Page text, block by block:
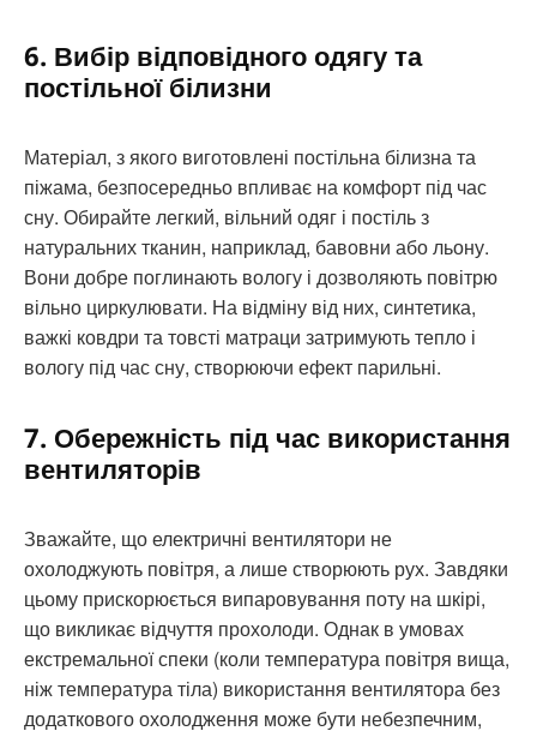
6. Вибір відповідного одягу та
постільної білизни
Матеріал, з якого виготовлені постільна білизна та
піжама, безпосередньо впливає на комфорт під час
сну. Обирайте легкий, вільний одяг і постіль з
натуральних тканин, наприклад, бавовни або льону.
Вони добре поглинають вологу і дозволяють повітрю
вільно циркулювати. На відміну від них, синтетика,
важкі ковдри та товсті матраци затримують тепло і
вологу під час сну, створюючи ефект парильні.
7. Обережність під час використання
вентиляторів
Зважайте, що електричні вентилятори не
охолоджують повітря, а лише створюють рух. Завдяки
цьому прискорюється випаровування поту на шкірі,
що викликає відчуття прохолоди. Однак в умовах
екстремальної спеки (коли температура повітря вища,
ніж температура тіла) використання вентилятора без
додаткового охолодження може бути небезпечним,